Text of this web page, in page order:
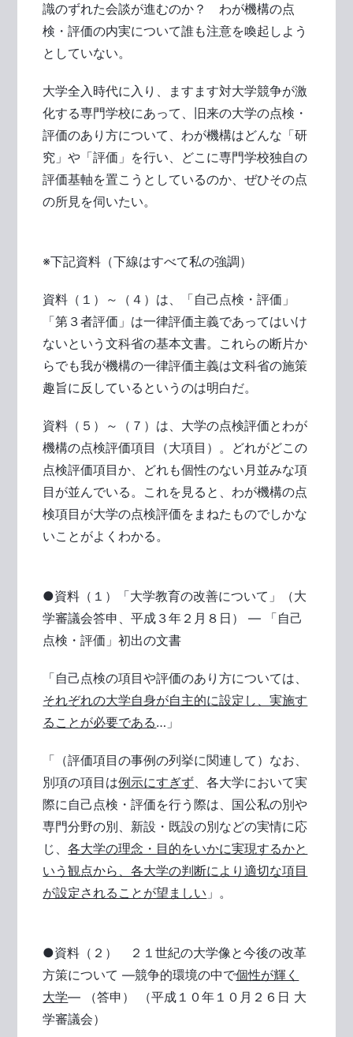
識のずれた会談が進むのか？ わが機構の点
検・評価の内実について誰も注意を喚起しよう
としていない。
大学全入時代に入り、ますます対大学競争が激
化する専門学校にあって、旧来の大学の点検・
評価のあり方について、わが機構はどんな「研
究」や「評価」を行い、どこに専門学校独自の
評価基軸を置こうとしているのか、ぜひその点
の所見を伺いたい。
※下記資料（下線はすべて私の強調）
資料（１）～（４）は、「自己点検・評価」
「第３者評価」は一律評価主義であってはいけ
ないという文科省の基本文書。これらの断片か
らでも我が機構の一律評価主義は文科省の施策
趣旨に反しているというのは明白だ。
資料（５）～（７）は、大学の点検評価とわが
機構の点検評価項目（大項目）。どれがどこの
点検評価項目か、どれも個性のない月並みな項
目が並んでいる。これを見ると、わが機構の点
検項目が大学の点検評価をまねたものでしかな
いことがよくわかる。
●資料（１）「大学教育の改善について」（大
学審議会答申、平成３年２月８日） ― 「自己
点検・評価」初出の文書
「自己点検の項目や評価のあり方については、
それぞれの大学自身が自主的に設定し、実施す
ることが必要である…」
「（評価項目の事例の列挙に関連して）なお、
別項の項目は例示にすぎず、各大学において実
際に自己点検・評価を行う際は、国公私の別や
専門分野の別、新設・既設の別などの実情に応
じ、各大学の理念・目的をいかに実現するかと
いう観点から、各大学の判断により適切な項目
が設定されることが望ましい 」。
●資料（２） ２１世紀の大学像と今後の改革
方策について ―競争的環境の中で個性が輝く
大学― （答申） （平成１０年１０月２６日 大
学審議会）